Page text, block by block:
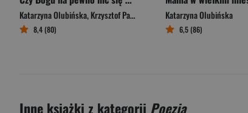
Katarzyna Olubińska,Krzysztof Pałys
8,4 (80)
Katarzyna Olubińska
6,5 (86)
Inne książki z kategorii Poezja